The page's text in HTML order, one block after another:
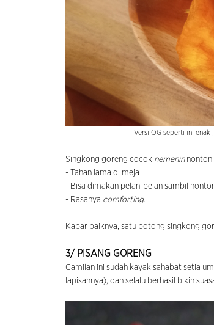
Versi OG seperti ini
Singkong goreng cocok nemenin nonton
- Tahan lama di meja
- Bisa dimakan pelan-pelan sambil
- Rasanya comforting.
Kabar baiknya, satu potong singkong
3/ PISANG GORENG
Camilan ini sudah kayak sahabat setia
lapisannya), dan selalu berhasil bikin